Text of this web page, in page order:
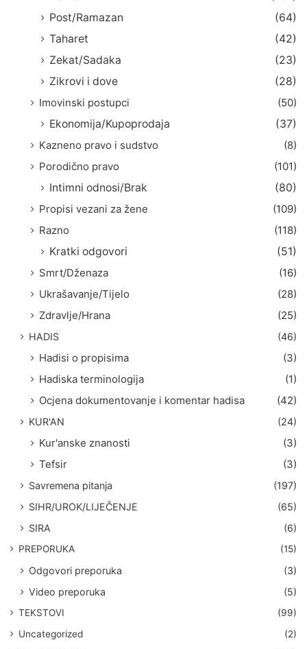
Post/Ramazan
(64)
Taharet
(42)
Zekat/Sadaka
(23)
Zikrovi i dove
(28)
Imovinski postupci
(50)
Ekonomija/Kupoprodaja
(37)
Kazneno pravo i sudstvo
(8)
Porodično pravo
(101)
Intimni odnosi/Brak
(80)
Propisi vezani za žene
(109)
Razno
(118)
Kratki odgovori
(51)
Smrt/Dženaza
(16)
Ukrašavanje/Tijelo
(28)
Zdravlje/Hrana
(25)
HADIS (46)
Hadisi o propisima
(3)
Hadiska terminologija
(1)
Ocjena dokumentovanje i komentar hadisa
(42)
KUR'AN (24)
Kur'anske znanosti
(3)
Tefsir
(3)
Savremena pitanja
(197)
SIHR/UROK/LIJEČENJE
(65)
SIRA
(6)
PREPORUKA (15)
Odgovori preporuka
(3)
Video preporuka
(5)
TEKSTOVI
(99)
Uncategorized
(2)